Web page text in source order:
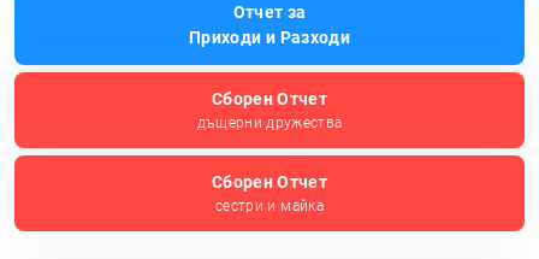
Отчет за
Приходи и Разходи
Сборен Отчет
дъщерни дружества
Сборен Отчет
сестри и майка